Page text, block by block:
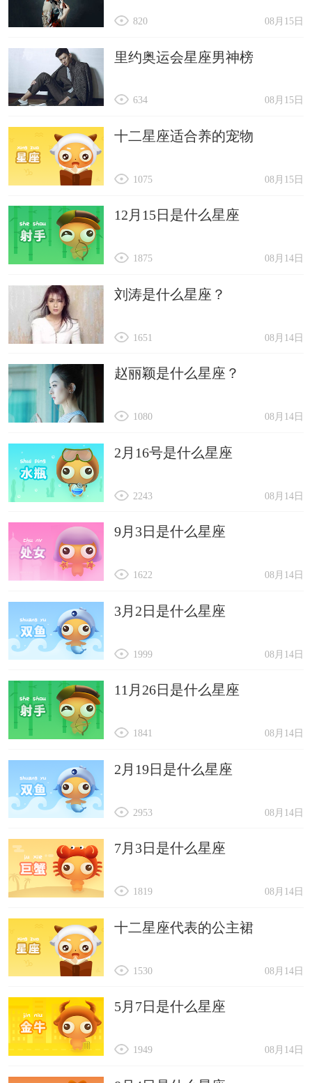
08月15日
820
里约奥运会星座男神榜
08月15日
634
十二星座适合养的宠物
08月15日
1075
12月15日是什么星座
08月14日
1875
刘涛是什么星座？
08月14日
1651
赵丽颖是什么星座？
08月14日
1080
2月16号是什么星座
08月14日
2243
9月3日是什么星座
08月14日
1622
3月2日是什么星座
08月14日
1999
11月26日是什么星座
08月14日
1841
2月19日是什么星座
08月14日
2953
7月3日是什么星座
08月14日
1819
十二星座代表的公主裙
08月14日
1530
5月7日是什么星座
08月14日
1949